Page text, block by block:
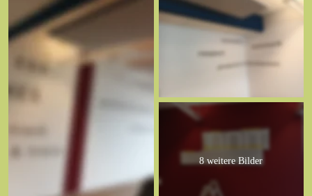
8 weitere Bilder